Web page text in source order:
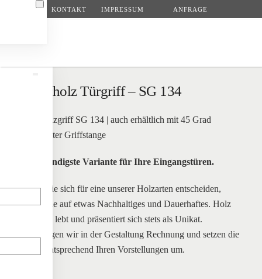
Naturholz Türgriff – SG 134
Naturholzgriff SG 134 | auch erhältlich mit 45 Grad
angestellter Griffstange
Die lebendigste Variante für Ihre Eingangstüren.
Indem Sie sich für eine unserer Holzarten entscheiden,
setzen Sie auf etwas Nachhaltiges und Dauerhaftes. Holz
atmet, es lebt und präsentiert sich stets als Unikat.
Dem tragen wir in der Gestaltung Rechnung und setzen die
Griffe entsprechend Ihren Vorstellungen um.
KONTAKT IMPRESSUM ANFRAGE